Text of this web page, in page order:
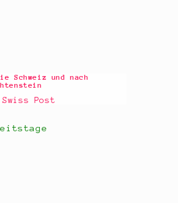
Schweiz und nach
Post